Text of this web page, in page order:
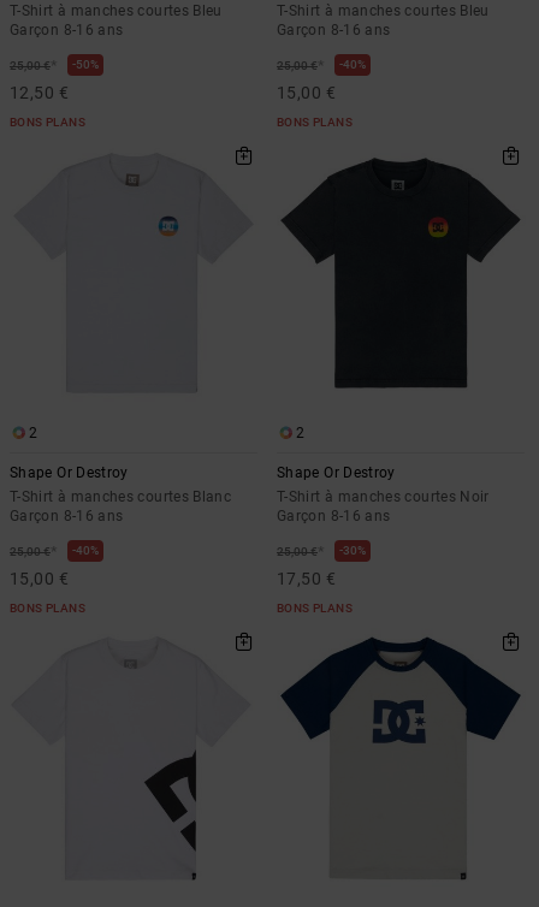
T-Shirt à manches courtes Bleu
Garçon 8-16 ans
25,00 €* 50%
12,50 €
BONS PLANS
T-Shirt à manches courtes Bleu
Garçon 8-16 ans
25,00 €* 40%
15,00 €
BONS PLANS
2
Shape Or Destroy
T-Shirt à manches courtes Blanc
Garçon 8-16 ans
25,00 €* 40%
15,00 €
BONS PLANS
2
Shape Or Destroy
T-Shirt à manches courtes Noir
Garçon 8-16 ans
25,00 €* 30%
17,50 €
BONS PLANS